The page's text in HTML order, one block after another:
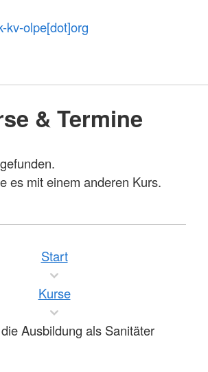
kv-olpe[dot]org
& Termine
es mit einem anderen Kurs.
Start
Kurse
Ausbildung als Sanitäter